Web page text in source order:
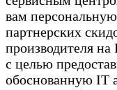
вам
партнерских
производителя
с целью
обоснованную IT